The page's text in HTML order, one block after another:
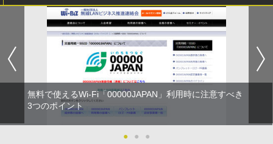
無料で使えるWi-Fi「00000JAPAN」利用時に注意すべき
3つのポイント
● ● ●